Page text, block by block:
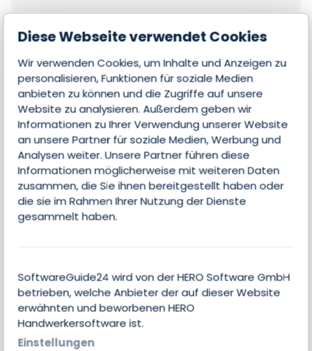
Diese Webseite verwendet Cookies
Wir verwenden Cookies, um Inhalte und Anzeigen zu
personalisieren, Funktionen für soziale Medien
anbieten zu können und die Zugriffe auf unsere
Website zu analysieren. Außerdem geben wir
Informationen zu Ihrer Verwendung unserer Website
an unsere Partner für soziale Medien, Werbung und
Analysen weiter. Unsere Partner führen diese
Informationen möglicherweise mit weiteren Daten
zusammen, die Sie ihnen bereitgestellt haben oder
die sie im Rahmen Ihrer Nutzung der Dienste
gesammelt haben.
SoftwareGuide24 wird von der HERO Software GmbH
betrieben, welche Anbieter der auf dieser Website
erwähnten und beworbenen HERO
Handwerkersoftware ist.
Einstellungen
Features
Kontakte & Leads managen
Lead-Scoring
Analyse
Marketingautomatisierung
Preise